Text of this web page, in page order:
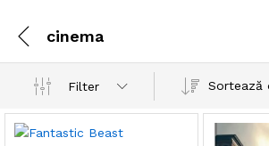
cinema
Filter